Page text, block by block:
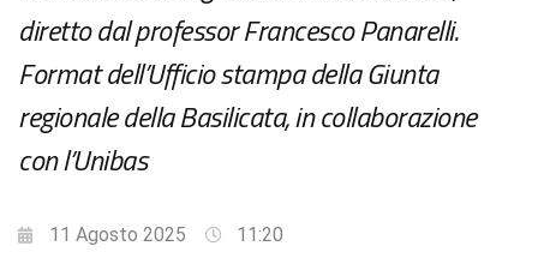
diretto dal professor Francesco Panarelli.
Format dell’Ufficio stampa della Giunta
regionale della Basilicata, in collaborazione
con l’Unibas
11 Agosto 2025
11:20